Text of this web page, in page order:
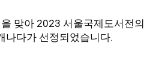
맞아 2023 서울국제도서전의
나다가 선정되었습니다.